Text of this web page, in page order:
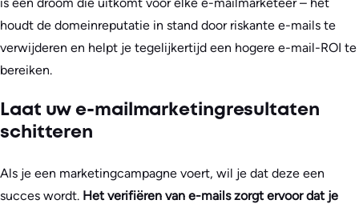
houdt de domeinreputatie in stand door riskante e-mails te
verwijderen en helpt je tegelijkertijd een hogere e-mail-ROI te
bereiken.
Laat uw e-mailmarketingresultaten
schitteren
Als je een marketingcampagne voert, wil je dat deze een
succes wordt. Het verifiëren van e-mails zorgt ervoor dat je